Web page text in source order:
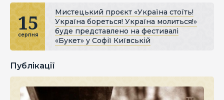
15
серпня
Мистецький проєкт «Україна стоїть!
Україна бореться! Україна молиться!»
буде представлено на фестивалі
«Букет» у Софії Київській
Публікації